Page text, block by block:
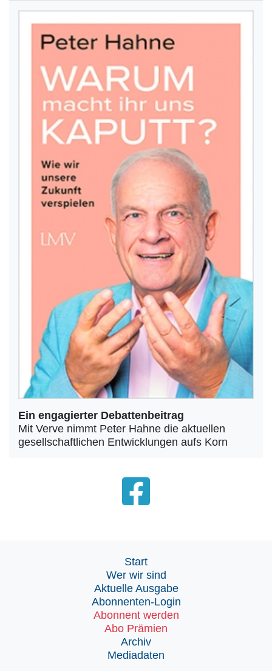
Ein engagierter Debattenbeitrag
Mit Verve nimmt Peter Hahne die aktuellen
gesellschaftlichen Entwicklungen aufs Korn
Start
Wer wir sind
Aktuelle Ausgabe
Abonnenten-Login
Abonnent werden
Abo Prämien
Archiv
Mediadaten